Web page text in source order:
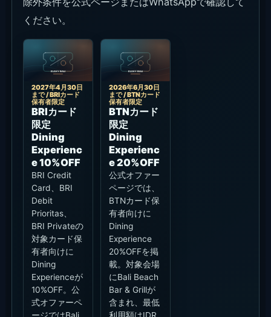
ください。
2027年4月30日
まで / BRIカード
保有者限定
BRIカード
限定
Dining
Experienc
e 10%OFF
BRI Credit
Card、BRI
Debit
Prioritas、
BRI Privateの
対象カード保
有者向けに
Dining
Experienceが
10%OFF。公
式オファーペ
2026年6月30日
まで / BTNカード
保有者限定
BTNカード
限定
Dining
Experienc
e 20%OFF
公式オファー
ページでは、
BTNカード保
有者向けに
Dining
Experience
20%OFFを掲
載。対象会場
にBali Beach
Bar & Grillが
含まれ、最低